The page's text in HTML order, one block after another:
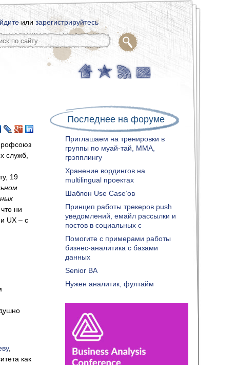
илизарегистрируйтесь
служб,
19
ни
UX – с
,
как
Последнее на форуме
Приглашаем на тренировки в
группы по муай-тай, ММА,
грэпплингу
Хранение вордингов на
multilingual проектах
Шаблон Use Case’ов
Принцип работы трекеров push
уведомлений, емайл рассылки и
постов в социальных с
Помогите с примерами работы
бизнес-аналитика с базами
данных
Senior BA
Нужен аналитик, фултайм